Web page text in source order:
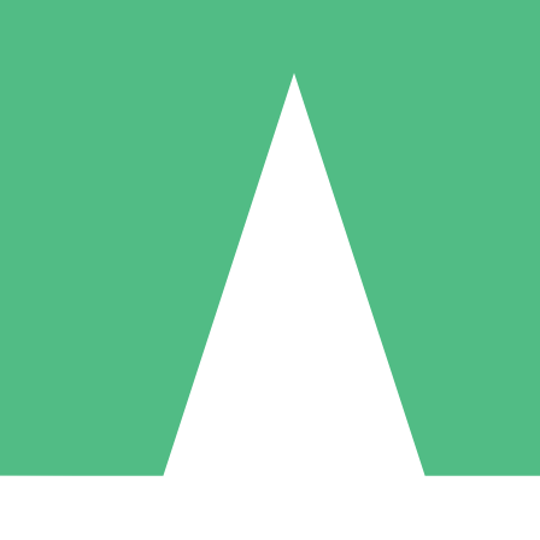
Packs de Crédits Individuels
à l'utilisation avec des crédits de téléchargement. Sans engagement
5 Téléchargements
US$